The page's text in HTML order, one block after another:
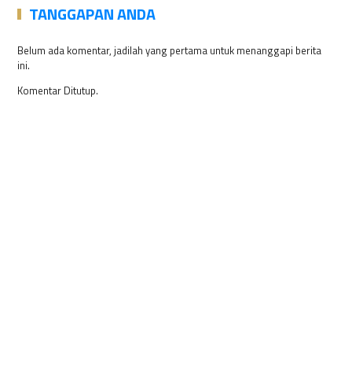
TANGGAPAN ANDA
Belum ada komentar, jadilah yang pertama untuk menanggapi berita
ini.
Komentar Ditutup.